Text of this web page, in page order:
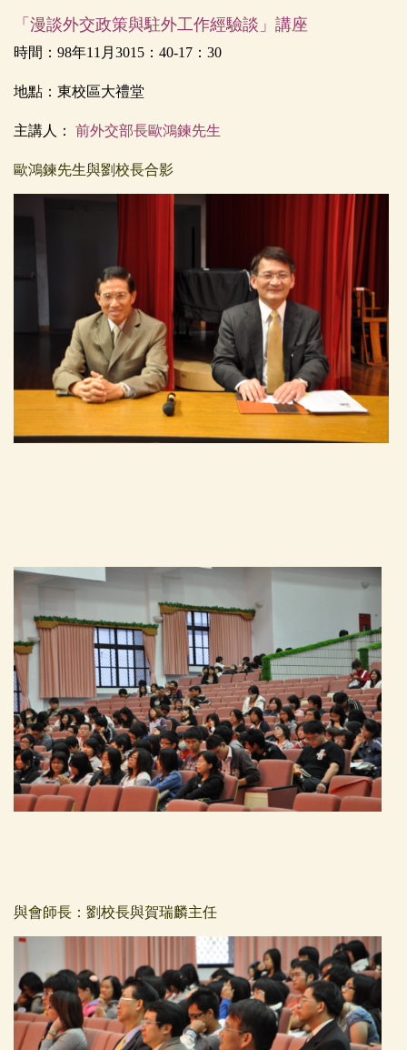
「漫談外交政策與駐外工作經驗談」講座
時間： 98年11 月 3015 ： 40-17 ： 30
地點：東校區大禮堂
主講人： 前外交部長歐鴻鍊先生
歐鴻鍊先生與劉校長合影
與會師長：劉校長與賀瑞麟主任